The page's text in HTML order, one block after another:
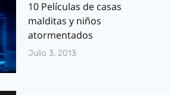
10 Películas de casas
malditas y niños
atormentados
Julio 3, 2013